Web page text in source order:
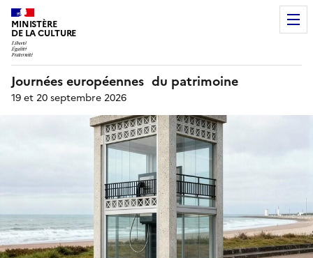
MINISTÈRE
DE LA CULTURE
Journées européennes du patrimoine
19 et 20 septembre 2026